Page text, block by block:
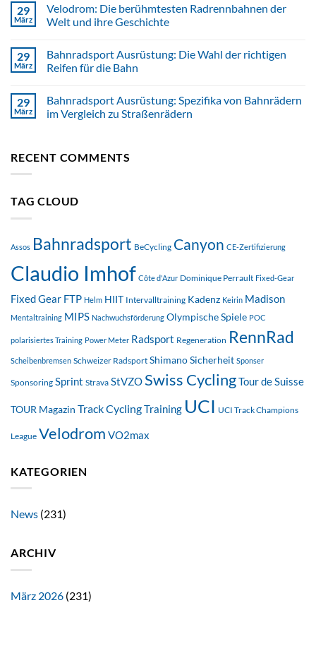
29
März
Velodrom: Die berühmtesten Radrennbahnen der
Welt und ihre Geschichte
29
März
Bahnradsport Ausrüstung: Die Wahl der richtigen
Reifen für die Bahn
29
März
Bahnradsport Ausrüstung: Spezifika von Bahnrädern
im Vergleich zu Straßenrädern
RECENT COMMENTS
TAG CLOUD
Assos Bahnradsport BeCycling Canyon CE-Zertifizierung
Claudio Imhof Côte d'Azur Dominique Perrault Fixed-Gear
Fixed Gear FTP Helm HIIT Intervalltraining Kadenz Keirin Madison
Mentaltraining MIPS Nachwuchsförderung Olympische Spiele POC
polarisiertes Training Power Meter Radsport Regeneration RennRad
Scheibenbremsen Schweizer Radsport ShimanoSicherheit Sponser
Sponsoring Sprint Strava StVZOSwiss CyclingTour de Suisse
TOUR Magazin Track CyclingTraining UCI UCI Track Champions
League Velodrom VO2max
KATEGORIEN
News (231)
ARCHIV
März 2026 (231)